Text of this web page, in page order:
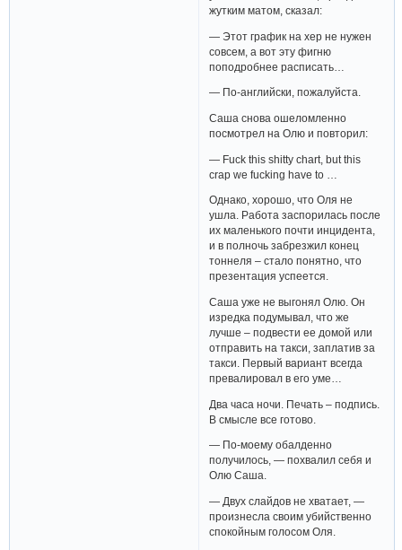
жутким матом, сказал:
— Этот график на хер не нужен
совсем, а вот эту фигню
поподробнее расписать…
— По-английски, пожалуйста.
Саша снова ошеломленно
посмотрел на Олю и повторил:
— Fuck this shitty chart, but this
crap we fucking have to …
Однако, хорошо, что Оля не
ушла. Работа заспорилась после
их маленького почти инцидента,
и в полночь забрезжил конец
тоннеля – стало понятно, что
презентация успеется.
Саша уже не выгонял Олю. Он
изредка подумывал, что же
лучше – подвести ее домой или
отправить на такси, заплатив за
такси. Первый вариант всегда
превалировал в его уме…
Два часа ночи. Печать – подпись.
В смысле все готово.
— По-моему обалденно
получилось, — похвалил себя и
Олю Саша.
— Двух слайдов не хватает, —
произнесла своим убийственно
спокойным голосом Оля.